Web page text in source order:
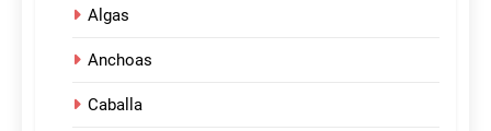
Algas
Anchoas
Caballa